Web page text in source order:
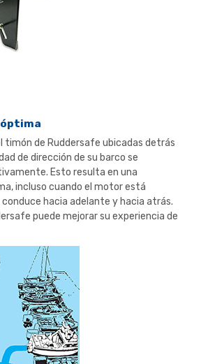
timón de Ruddersafe ubicadas detrás
de dirección de su barco se
Esto resulta en una
incluso cuando el motor está
hacia adelante y hacia atrás.
puede mejorar su experiencia de